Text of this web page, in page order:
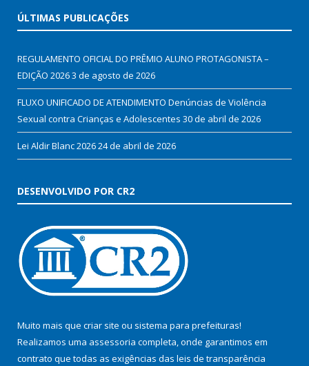
ÚLTIMAS PUBLICAÇÕES
REGULAMENTO OFICIAL DO PRÊMIO ALUNO PROTAGONISTA –
EDIÇÃO 20263 de agosto de 2026
FLUXO UNIFICADO DE ATENDIMENTO Denúncias de Violência
Sexual contra Crianças e Adolescentes 30 de abril de 2026
Lei Aldir Blanc 202624 de abril de 2026
DESENVOLVIDO POR CR2
Muito mais que criar site ou sistema para prefeituras!
Realizamos uma assessoria completa, onde garantimos em
contrato que todas as exigências das leis de transparência